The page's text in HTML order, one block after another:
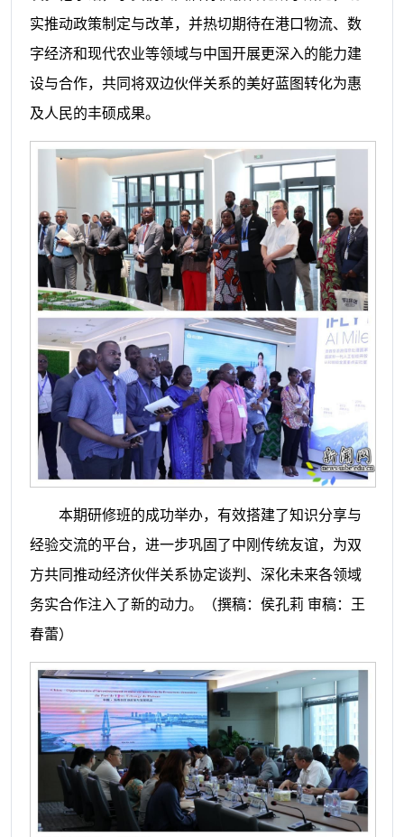
实推动政策制定与改革，并热切期待在港口物流、数
字经济和现代农业等领域与中国开展更深入的能力建
设与合作，共同将双边伙伴关系的美好蓝图转化为惠
及人民的丰硕成果。
本期研修班的成功举办，有效搭建了知识分享与
经验交流的平台，进一步巩固了中刚传统友谊，为双
方共同推动经济伙伴关系协定谈判、深化未来各领域
务实合作注入了新的动力。
（撰稿：侯孔莉 审稿：王
春蕾）